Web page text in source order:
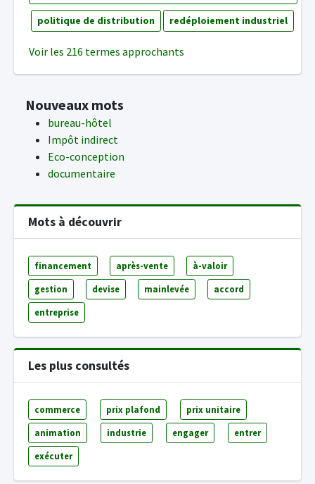
politique de distribution redéploiement industriel
Voir les 216 termes approchants
Nouveaux mots
bureau-hôtel
Impôt indirect
Eco-conception
documentaire
Mots à découvrir
financement après-vente à-valoir
gestion devise mainlevée accord
entreprise
Les plus consultés
commerce prix plafond prix unitaire
animation industrie engager entrer
exécuter